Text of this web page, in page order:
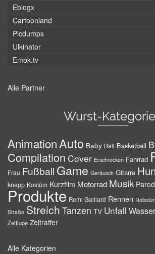
Eblogx
Cartoonland
Picdumps
Ulkinator
Emok.tv
Alle Partner
Wurst-
AnimationAuto Baby Ball Basketball
Compilation Cover Erschrecken Fahrrad
Frau Fußball Game Geräusch Gitarre
knapp Kostüm Kurzfilm Motorrad Musik
Produkte Remi Gaillard Rennen Roboter
Straße Streich Tanzen TV Unfall Wasser
Zeitlupe Zeitraffer
Alle Kategorien